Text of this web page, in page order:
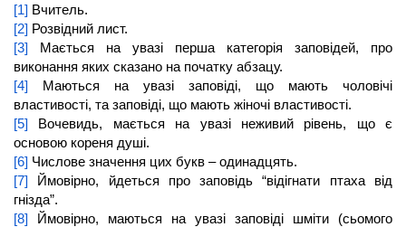
[1] Вчитель.
[2] Розвідний лист.
[3] Мається на увазі перша категорія заповідей, про
виконання яких сказано на початку абзацу.
[4] Маються на увазі заповіді, що мають чоловічі
властивості, та заповіді, що мають жіночі властивості.
[5] Вочевидь, мається на увазі неживий рівень, що є
основою кореня душі.
[6] Числове значення цих букв – одинадцять.
[7] Ймовірно, йдеться про заповідь “відігнати птаха від
гнізда”.
[8] Ймовірно, маються на увазі заповіді шміти (сьомого